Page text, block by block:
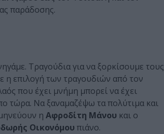
παράδοσης.
Τραγούδια για να ξορκίσουμε τους
η επιλογή των τραγουδιών από τον
που έχει μνήμη μπορεί να έχει
τώρα. Να ξαναμαζέψω τα πολύτιμα και
η Αφροδίτη Μάνου και ο
Οικονόμου πιάνο.